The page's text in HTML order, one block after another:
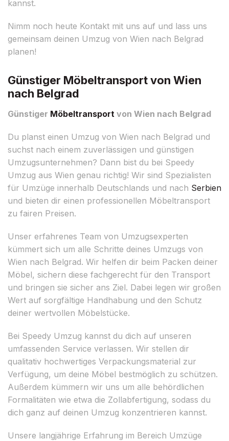
kannst.
Nimm noch heute Kontakt mit uns auf und lass uns
gemeinsam deinen Umzug von Wien nach Belgrad
planen!
Günstiger Möbeltransport von Wien
nach Belgrad
Günstiger Möbeltransport von Wien nach Belgrad
Du planst einen Umzug von Wien nach Belgrad und
suchst nach einem zuverlässigen und günstigen
Umzugsunternehmen? Dann bist du bei Speedy
Umzug aus Wien genau richtig! Wir sind Spezialisten
für Umzüge innerhalb Deutschlands und nach Serbien
und bieten dir einen professionellen Möbeltransport
zu fairen Preisen.
Unser erfahrenes Team von Umzugsexperten
kümmert sich um alle Schritte deines Umzugs von
Wien nach Belgrad. Wir helfen dir beim Packen deiner
Möbel, sichern diese fachgerecht für den Transport
und bringen sie sicher ans Ziel. Dabei legen wir großen
Wert auf sorgfältige Handhabung und den Schutz
deiner wertvollen Möbelstücke.
Bei Speedy Umzug kannst du dich auf unseren
umfassenden Service verlassen. Wir stellen dir
qualitativ hochwertiges Verpackungsmaterial zur
Verfügung, um deine Möbel bestmöglich zu schützen.
Außerdem kümmern wir uns um alle behördlichen
Formalitäten wie etwa die Zollabfertigung, sodass du
dich ganz auf deinen Umzug konzentrieren kannst.
Unsere langjährige Erfahrung im Bereich Umzüge